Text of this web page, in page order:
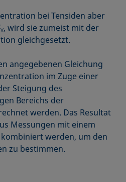
bei Tensiden aber
V, wird sie zumeist mit der
gleichgesetzt.
angegebenen Gleichung
im Zuge einer
Steigung des
Bereichs der
werden. Das Resultat
Messungen mit einem
kombiniert werden, um den
zu bestimmen.